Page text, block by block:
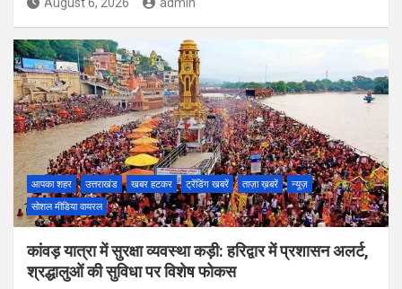
August 6, 2026 admin
आपका शहर उत्तराखंड खबर हटकर ट्रेंडिंग खबरें ताज़ा ख़बरें
न्यूज़
सोशल मीडिया वायरल
कांवड़ यात्रा में सुरक्षा व्यवस्था कड़ी: हरिद्वार में प्रशासन अलर्ट,
श्रद्धालुओं की सुविधा पर विशेष फोकस